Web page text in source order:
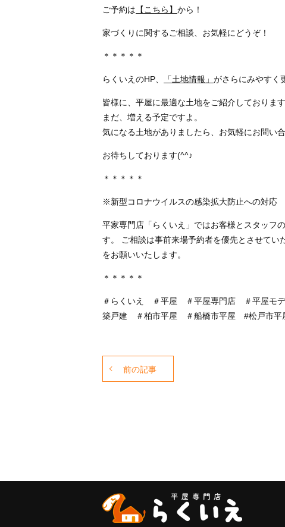
ご予約は 【こちら】 から！
家づくりに関するご相談、お気軽にどうぞ！
＊＊＊＊＊
らくいえのHP、 「土地情報」 がさらにみやすく
皆様に、平屋に最適な土地をご紹介しておりま
まだ、増える予定ですよ。
気になる土地がありましたら、お気軽にお問い合
お待ちしております(^^♪
＊＊＊＊＊
※新型コロナウイルスの感染拡大防止への対応
平家専門店「らくいえ」ではお客様とスタッフ
す。 ご相談は事前来場予約者を優先とさせて
をお願いいたします。
＊＊＊＊＊
＃らくいえ ＃平屋 ＃平屋専門店 ＃平屋モ
築戸建 ＃柏市平屋 ＃船橋市平屋 #松戸市平
前の記事